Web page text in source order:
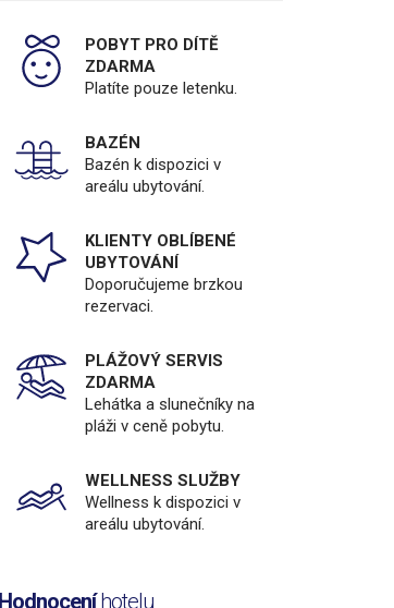
POBYT PRO DÍTĚ
ZDARMA
Platíte pouze letenku.
BAZÉN
Bazén k dispozici v
areálu ubytování.
KLIENTY OBLÍBENÉ
UBYTOVÁNÍ
Doporučujeme brzkou
rezervaci.
PLÁŽOVÝ SERVIS
ZDARMA
Lehátka a slunečníky na
pláži v ceně pobytu.
WELLNESS SLUŽBY
Wellness k dispozici v
areálu ubytování.
Hodnoceníhotelu